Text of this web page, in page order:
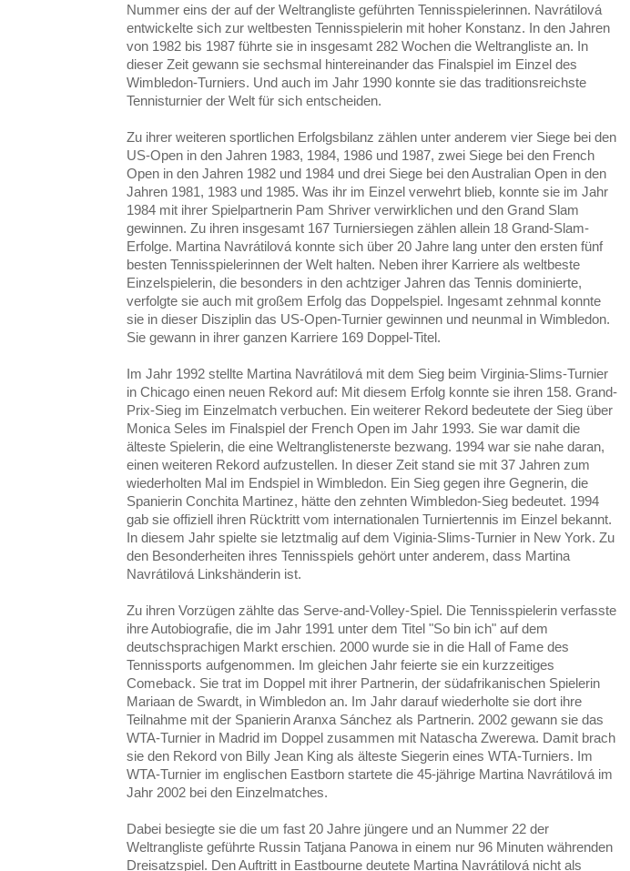
Nummer eins der auf der Weltrangliste geführten Tennisspielerinnen. Navrátilová
entwickelte sich zur weltbesten Tennisspielerin mit hoher Konstanz. In den Jahren
von 1982 bis 1987 führte sie in insgesamt 282 Wochen die Weltrangliste an. In
dieser Zeit gewann sie sechsmal hintereinander das Finalspiel im Einzel des
Wimbledon-Turniers. Und auch im Jahr 1990 konnte sie das traditionsreichste
Tennisturnier der Welt für sich entscheiden.
Zu ihrer weiteren sportlichen Erfolgsbilanz zählen unter anderem vier Siege bei den
US-Open in den Jahren 1983, 1984, 1986 und 1987, zwei Siege bei den French
Open in den Jahren 1982 und 1984 und drei Siege bei den Australian Open in den
Jahren 1981, 1983 und 1985. Was ihr im Einzel verwehrt blieb, konnte sie im Jahr
1984 mit ihrer Spielpartnerin Pam Shriver verwirklichen und den Grand Slam
gewinnen. Zu ihren insgesamt 167 Turniersiegen zählen allein 18 Grand-Slam-
Erfolge. Martina Navrátilová konnte sich über 20 Jahre lang unter den ersten fünf
besten Tennisspielerinnen der Welt halten. Neben ihrer Karriere als weltbeste
Einzelspielerin, die besonders in den achtziger Jahren das Tennis dominierte,
verfolgte sie auch mit großem Erfolg das Doppelspiel. Ingesamt zehnmal konnte
sie in dieser Disziplin das US-Open-Turnier gewinnen und neunmal in Wimbledon.
Sie gewann in ihrer ganzen Karriere 169 Doppel-Titel.
Im Jahr 1992 stellte Martina Navrátilová mit dem Sieg beim Virginia-Slims-Turnier
in Chicago einen neuen Rekord auf: Mit diesem Erfolg konnte sie ihren 158. Grand-
Prix-Sieg im Einzelmatch verbuchen. Ein weiterer Rekord bedeutete der Sieg über
Monica Seles im Finalspiel der French Open im Jahr 1993. Sie war damit die
älteste Spielerin, die eine Weltranglistenerste bezwang. 1994 war sie nahe daran,
einen weiteren Rekord aufzustellen. In dieser Zeit stand sie mit 37 Jahren zum
wiederholten Mal im Endspiel in Wimbledon. Ein Sieg gegen ihre Gegnerin, die
Spanierin Conchita Martinez, hätte den zehnten Wimbledon-Sieg bedeutet. 1994
gab sie offiziell ihren Rücktritt vom internationalen Turniertennis im Einzel bekannt.
In diesem Jahr spielte sie letztmalig auf dem Viginia-Slims-Turnier in New York. Zu
den Besonderheiten ihres Tennisspiels gehört unter anderem, dass Martina
Navrátilová Linkshänderin ist.
Zu ihren Vorzügen zählte das Serve-and-Volley-Spiel. Die Tennisspielerin verfasste
ihre Autobiografie, die im Jahr 1991 unter dem Titel "So bin ich" auf dem
deutschsprachigen Markt erschien. 2000 wurde sie in die Hall of Fame des
Tennissports aufgenommen. Im gleichen Jahr feierte sie ein kurzzeitiges
Comeback. Sie trat im Doppel mit ihrer Partnerin, der südafrikanischen Spielerin
Mariaan de Swardt, in Wimbledon an. Im Jahr darauf wiederholte sie dort ihre
Teilnahme mit der Spanierin Aranxa Sánchez als Partnerin. 2002 gewann sie das
WTA-Turnier in Madrid im Doppel zusammen mit Natascha Zwerewa. Damit brach
sie den Rekord von Billy Jean King als älteste Siegerin eines WTA-Turniers. Im
WTA-Turnier im englischen Eastborn startete die 45-jährige Martina Navrátilová im
Jahr 2002 bei den Einzelmatches.
Dabei besiegte sie die um fast 20 Jahre jüngere und an Nummer 22 der
Weltrangliste geführte Russin Tatjana Panowa in einem nur 96 Minuten währenden
Dreisatzspiel. Den Auftritt in Eastbourne deutete Martina Navrátilová nicht als